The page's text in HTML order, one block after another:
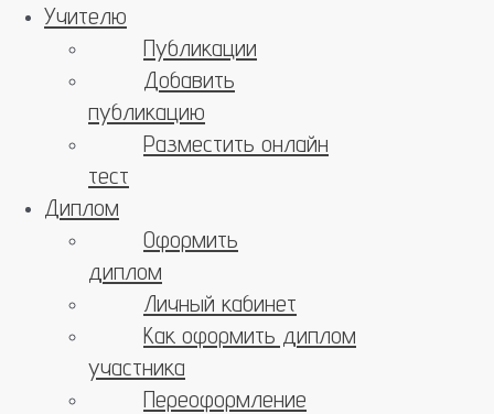
Учителю
Публикации
Добавить
публикацию
Разместить онлайн
тест
Диплом
Оформить
диплом
Личный кабинет
Как оформить диплом
участника
Переоформление